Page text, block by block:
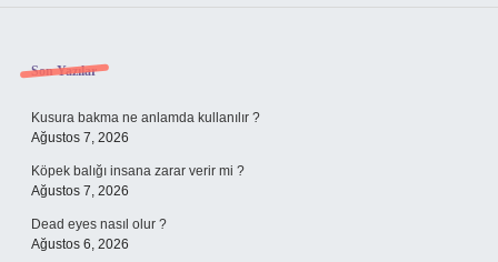
Sidebar
Son Yazılar
Kusura bakma ne anlamda kullanılır ?
Ağustos 7, 2026
Köpek balığı insana zarar verir mi ?
Ağustos 7, 2026
Dead eyes nasıl olur ?
Ağustos 6, 2026